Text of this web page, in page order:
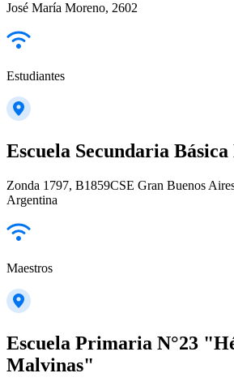
José María Moreno, 2602
Estudiantes
Escuela Secundaria Básica
Zonda 1797, B1859CSE Gran Buenos
Argentina
Maestros
Escuela Primaria N°23
Malvinas"